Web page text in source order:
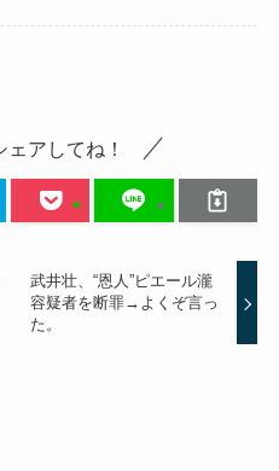
アしてね！
武井壮、“恩人”ピエール瀧
容疑者を断罪→よくぞ言っ
た。